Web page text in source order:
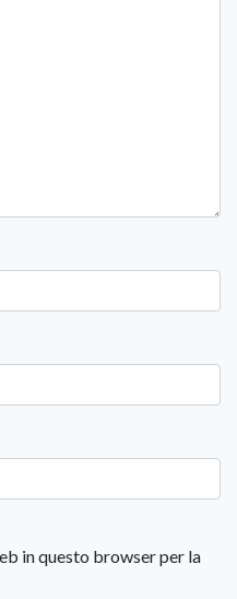
in questo browser per la